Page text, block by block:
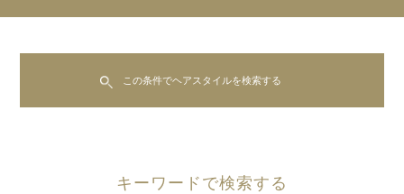
この条件でヘアスタイルを検索する
キーワードで検索する